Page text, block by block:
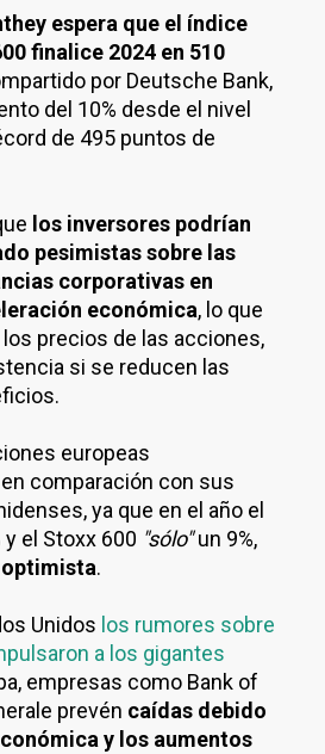
espera que el índice
finalice 2024 en 510
por Deutsche Bank,
del 10% desde el nivel
de 495 puntos de
los inversores podrían
pesimistas sobre las
corporativas en
económica, lo que
los precios de las acciones,
si se reducen las
europeas
comparación con sus
ya que en el año el
y el Stoxx 600 "sólo"un 9%,
.
Unidos los rumores sobre
a los gigantes
empresas como Bank of
prevén caídas debido
y los aumentos